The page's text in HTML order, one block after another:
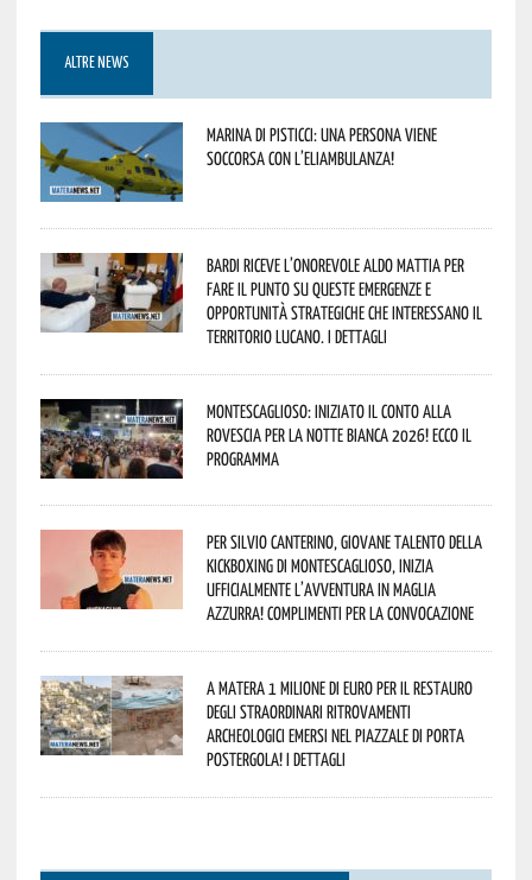
ALTRE NEWS
Marina di Pisticci: una persona viene
soccorsa con l’eliambulanza!
Bardi riceve l’onorevole Aldo Mattia per
fare il punto su queste emergenze e
opportunità strategiche che interessano il
territorio lucano. I dettagli
Montescaglioso: iniziato il conto alla
rovescia per la Notte Bianca 2026! Ecco il
programma
Per Silvio Canterino, giovane talento della
kickboxing di Montescaglioso, inizia
ufficialmente l’avventura in maglia
azzurra! Complimenti per la convocazione
A Matera 1 milione di euro per il restauro
degli straordinari ritrovamenti
archeologici emersi nel piazzale di Porta
Postergola! I dettagli